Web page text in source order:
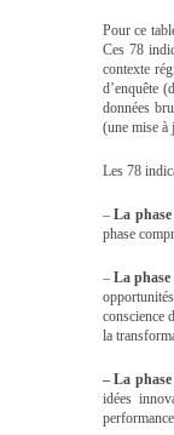
Pour ce
Ces 78
contexte
d’enquête
données
(une mise à
Les 78
–La phase
phase
– La phase
conscience
la
–La
idées